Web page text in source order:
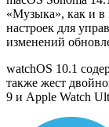
«Музыка», как и в
настроек для
изменений
watchOS 10.1
также жест
9 и Apple Watch